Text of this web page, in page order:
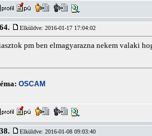
Elküldve: 2016-01-17 17:04:02
pm ben elmagyarazna nekem valaki
OSCAM
Elküldve: 2016-01-08 09:03:40